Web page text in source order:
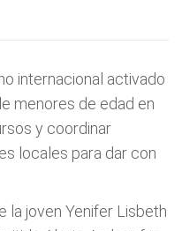
internacional activado
menores de edad en
y coordinar
locales para dar con
la joven Yenifer Lisbeth